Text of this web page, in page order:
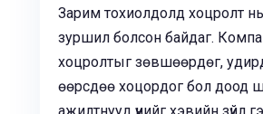
Зарим тохиолдолд хоцролт нь
зуршил болсон байдаг.
хоцролтыг зөвшөөрдөг,
өөрсдөө хоцордог бол доод